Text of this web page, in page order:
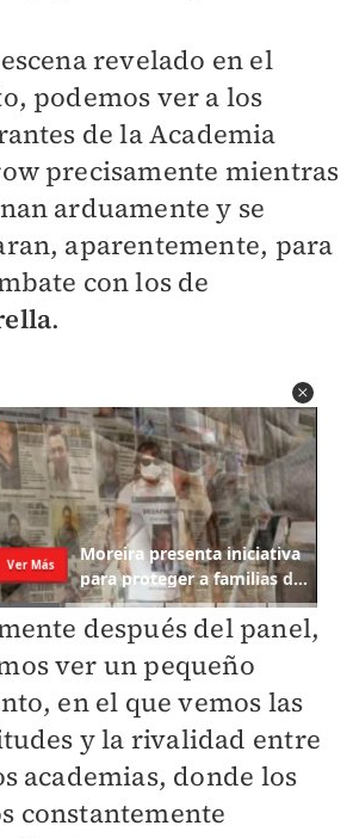
revelado en el
podemos ver a los
de la Academia
precisamente mientras
arduamente y se
aparentemente, para
con los de
.
después del panel,
ver un pequeño
en el que vemos las
y la rivalidad entre
academias, donde los
constantemente